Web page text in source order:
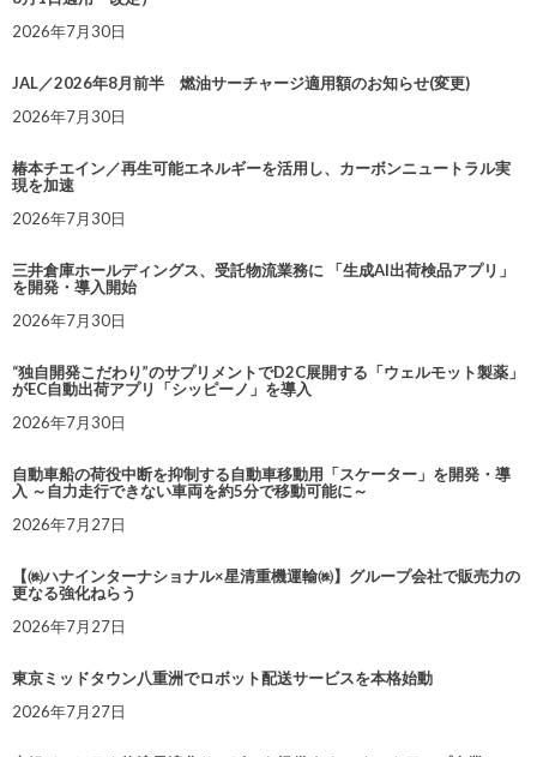
2026年7月30日
JAL／2026年8月前半 燃油サーチャージ適用額のお知らせ(変更)
2026年7月30日
椿本チエイン／再生可能エネルギーを活用し、カーボンニュートラル実
現を加速
2026年7月30日
三井倉庫ホールディングス、受託物流業務に 「生成AI出荷検品アプリ」
を開発・導入開始
2026年7月30日
“独自開発こだわり”のサプリメントでD2C展開する「ウェルモット製薬」
がEC自動出荷アプリ「シッピーノ」を導入
2026年7月30日
自動車船の荷役中断を抑制する自動車移動用「スケーター」を開発・導
入 ～自力走行できない車両を約5分で移動可能に～
2026年7月27日
【㈱ハナインターナショナル×星清重機運輸㈱】グループ会社で販売力の
更なる強化ねらう
2026年7月27日
東京ミッドタウン八重洲でロボット配送サービスを本格始動
2026年7月27日